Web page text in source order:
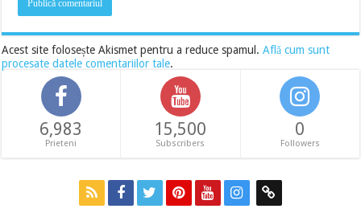
Acest site folosește Akismet pentru a reduce spamul.Află cum sunt
procesate datele comentariilor tale.
6,983
Prieteni
15,500
Subscribers
0
Followers